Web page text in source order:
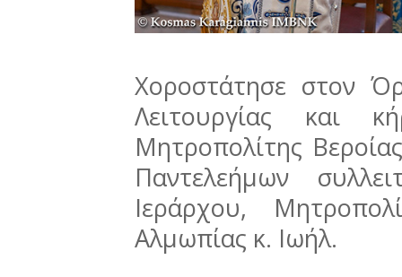
Χοροστάτησε στον
Λειτουργίας και
Μητροπολίτης
Παντελεήμων
Ιεράρχου,
Αλμωπίας κ. Ιωήλ.